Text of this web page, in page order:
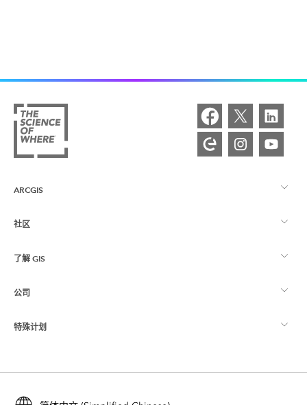
ARCGIS
ArcGIS 概览
制图
社区
Esri 社区
ArcGIS 博客
用户研究和测试
了解 GIS
什么是 GIS？
位置智能
培训
公司
关于 Esri
特殊计划
ArcGIS for Student Use